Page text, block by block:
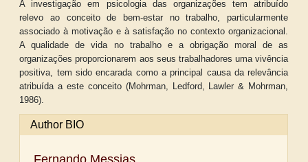
A investigação em psicologia das organizações tem atribuído
relevo ao conceito de bem-estar no trabalho, particularmente
associado à motivação e à satisfação no contexto organizacional.
A qualidade de vida no trabalho e a obrigação moral de as
organizações proporcionarem aos seus trabalhadores uma vivência
positiva, tem sido encarada como a principal causa da relevância
atribuída a este conceito (Mohrman, Ledford, Lawler & Mohrman,
1986).
Author BIO